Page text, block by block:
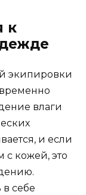
к
экипировки
влаги
и если
с кожей, это
себе